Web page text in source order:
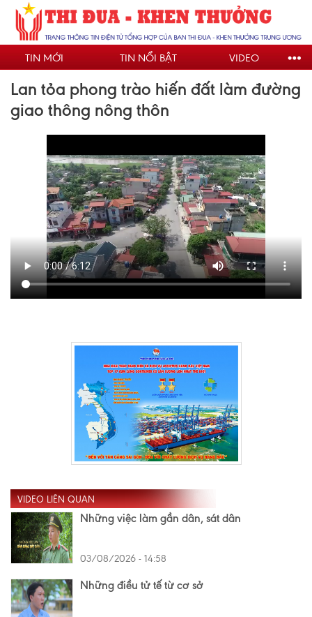
Nhảy
đến
nội
dungTIN MỚI TIN NỔI BẬT VIDEO
Lan tỏa phong trào hiến đất làm đường
giao thông nông thôn
VIDEO LIÊN QUAN
Những việc làm gần dân, sát dân
03/08/2026 - 14:58
Những điều tử tế từ cơ sở